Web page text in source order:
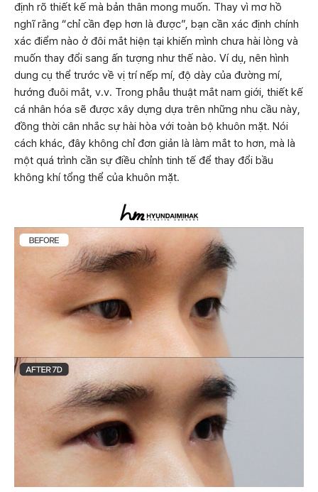
định rõ thiết kế mà bản thân mong muốn. Thay vì mơ hồ
nghĩ rằng “chỉ cần đẹp hơn là được”, bạn cần xác định chính
xác điểm nào ở đôi mắt hiện tại khiến mình chưa hài lòng và
muốn thay đổi sang ấn tượng như thế nào. Ví dụ, nên hình
dung cụ thể trước về vị trí nếp mí, độ dày của đường mí,
hướng đuôi mắt, v.v. Trong phẫu thuật mắt nam giới, thiết kế
cá nhân hóa sẽ được xây dựng dựa trên những nhu cầu này,
đồng thời cân nhắc sự hài hòa với toàn bộ khuôn mặt. Nói
cách khác, đây không chỉ đơn giản là làm mắt to hơn, mà là
một quá trình cần sự điều chỉnh tinh tế để thay đổi bầu
không khí tổng thể của khuôn mặt.